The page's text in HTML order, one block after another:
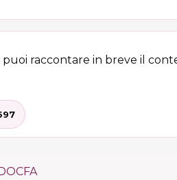
raccontare in breve il